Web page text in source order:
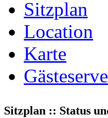
Sitzplan
Location
Karte
Sitzplan :: Status